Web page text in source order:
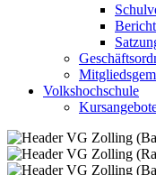
Volkshochschule